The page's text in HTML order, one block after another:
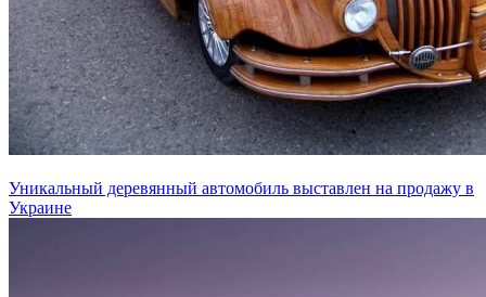
Уникальный деревянный автомобиль выставлен на продажу в
Украине